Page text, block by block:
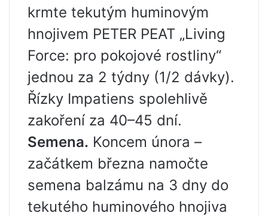
krmte tekutým huminovým
hnojivem PETER PEAT „Living
Force: pro pokojové rostliny“
jednou za 2 týdny (1/2 dávky).
Řízky Impatiens spolehlivě
zakoření za 40–45 dní.
Semena. Koncem února –
začátkem března namočte
semena balzámu na 3 dny do
tekutého huminového hnojiva